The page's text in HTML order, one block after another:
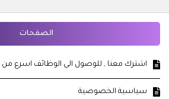
الصفحات
اشترك معنا , للوصول الى الوظائف اسرع من
سياسية الخصوصية